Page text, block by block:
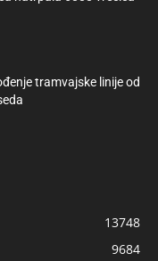
tramvajske linije od
13748
9684